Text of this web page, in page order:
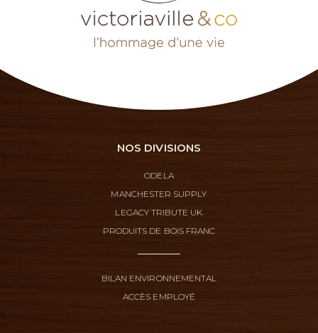
NOS DIVISIONS
ODELA
MANCHESTER SUPPLY
LEGACY TRIBUTE UK
PRODUITS DE BOIS FRANC
BILAN ENVIRONNEMENTAL
ACCÈS EMPLOYÉ